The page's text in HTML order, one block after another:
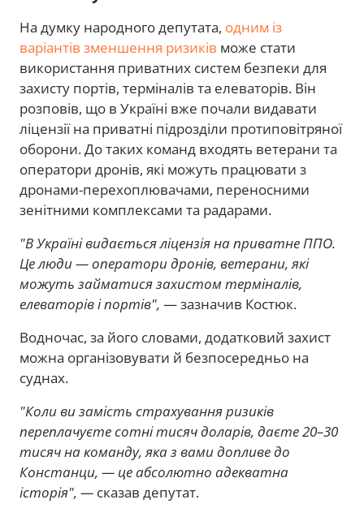
На думку народного депутата, одним із
варіантів зменшення ризиків може стати
використання приватних систем безпеки для
захисту портів, терміналів та елеваторів. Він
розповів, що в Україні вже почали видавати
ліцензії на приватні підрозділи протиповітряної
оборони. До таких команд входять ветерани та
оператори дронів, які можуть працювати з
дронами-перехоплювачами, переносними
зенітними комплексами та радарами.
"В Україні видається ліцензія на приватне ППО.
Це люди — оператори дронів, ветерани, які
можуть займатися захистом терміналів,
елеваторів і портів", — зазначив Костюк.
Водночас, за його словами, додатковий захист
можна організовувати й безпосередньо на
суднах.
"Коли ви замість страхування ризиків
переплачуєте сотні тисяч доларів, даєте 20–30
тисяч на команду, яка з вами допливе до
Констанци, — це абсолютно адекватна
історія", — сказав депутат.